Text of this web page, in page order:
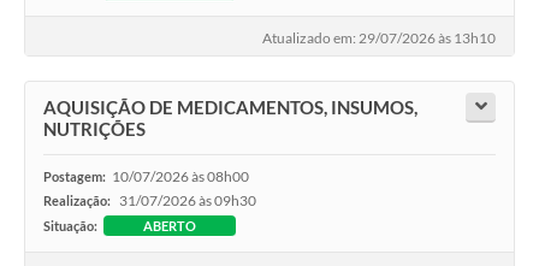
Atualizado em: 29/07/2026 às 13h10
AQUISIÇÃO DE MEDICAMENTOS, INSUMOS,
NUTRIÇÕES
Postagem: 10/07/2026 às 08h00
Realização: 31/07/2026 às 09h30
Situação: ABERTO